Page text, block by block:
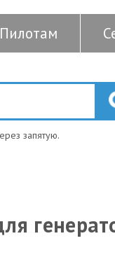
Пилотам
запятую.